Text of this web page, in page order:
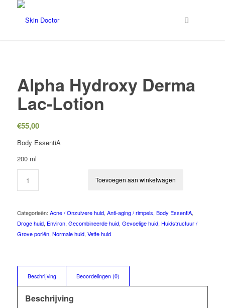
Alpha Hydroxy Derma
Lac-Lotion
€55,00
Body EssentiA
200 ml
Toevoegen aan winkelwagen
Categorieën: Acne / Onzuivere huid, Anti-aging / rimpels, Body EssentiA,
Droge huid, Environ, Gecombineerde huid, Gevoelige huid, Huidstructuur /
Grove poriën, Normale huid, Vette huid
Beschrijving Beoordelingen (0)
Beschrijving